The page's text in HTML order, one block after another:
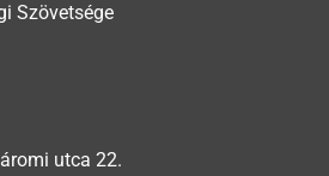
Szövetsége
utca 22.